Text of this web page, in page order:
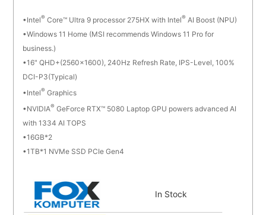
Intel® Core™ Ultra 9 processor 275HX with Intel® AI Boost (NPU)
Windows 11 Home (MSI recommends Windows 11 Pro for
business.)
16" QHD+(2560x1600), 240Hz Refresh Rate, IPS-Level, 100%
DCI-P3(Typical)
Intel® Graphics
NVIDIA® GeForce RTX™ 5080 Laptop GPU powers advanced AI
with 1334 AI TOPS
16GB*2
1TB*1 NVMe SSD PCIe Gen4
In Stock